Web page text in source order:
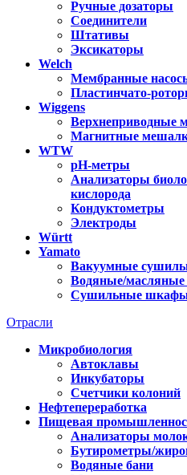
Ручные дозаторы
Соединители
Штативы
Эксикаторы
Welch
Мембранные
Пластинчато-
Wiggens
Верхнеприводные
Магнитные
WTW
pH-метры
Анализаторы
кислорода
Кондуктометры
Электроды
Württ
Yamato
Вакуумные
Водяные/масляные
Сушильные
Отрасли
Микробиология
Автоклавы
Инкубаторы
Счетчики колоний
Нефтепереработка
Пищевая
Анализаторы
Бутирометры/
Водяные бани